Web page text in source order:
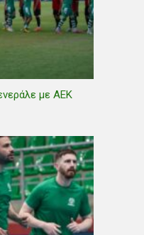
με ΑΕΚ